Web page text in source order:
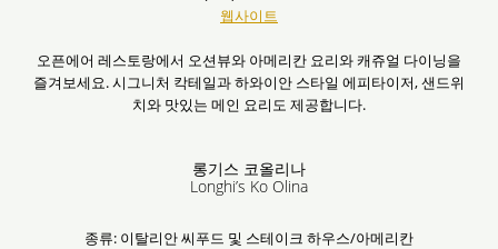
웹사이트
오픈에어 레스토랑에서 오션뷰와 아메리칸 요리와 캐쥬얼 다이닝을
즐겨보세요. 시그니처 칵테일과 하와이안 스타일 에피타이저, 샌드위
치와 맛있는 메인 요리도 제공합니다.
롱기스 코올리나
Longhi’s Ko Olina
종류: 이탈리안 씨푸드 및 스테이크 하우스/아메리칸